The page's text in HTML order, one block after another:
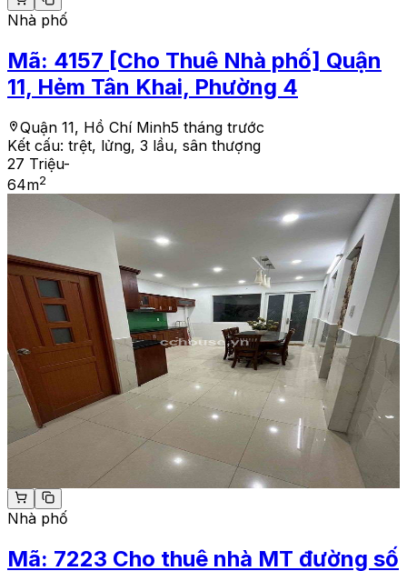
Nhà phố
Mã: 4157 [Cho Thuê Nhà phố] Quận
11, Hẻm Tân Khai, Phường 4
Quận 11, Hồ Chí Minh5 tháng trước
Kết cấu: trệt, lửng, 3 lầu, sân thượng
27 Triệu-
64m2
Nhà phố
Mã: 7223 Cho thuê nhà MT đường số